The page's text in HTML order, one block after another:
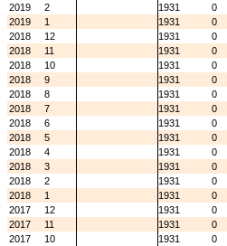
2019
2 1931
0
2019
1 1931
0
2018
12 1931
0
2018
11 1931
0
2018
10 1931
0
2018
9 1931
0
2018
8 1931
0
2018
7 1931
0
2018
6 1931
0
2018
5 1931
0
2018
4 1931
0
2018
3 1931
0
2018
2 1931
0
2018
1 1931
0
2017
12 1931
0
2017
11 1931
0
2017
10 1931
0